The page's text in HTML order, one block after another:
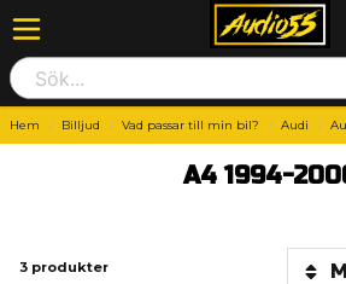
Hem Billjud Vad passar till min bil? Audi
A4 1994-
3 produkter